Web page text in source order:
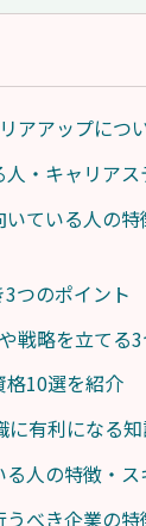
アアップにつ
・キャリア
ている人の
つのポイント
戦略を立てる
格10選を紹介
有利になる知
人の特徴・
べき企業の特